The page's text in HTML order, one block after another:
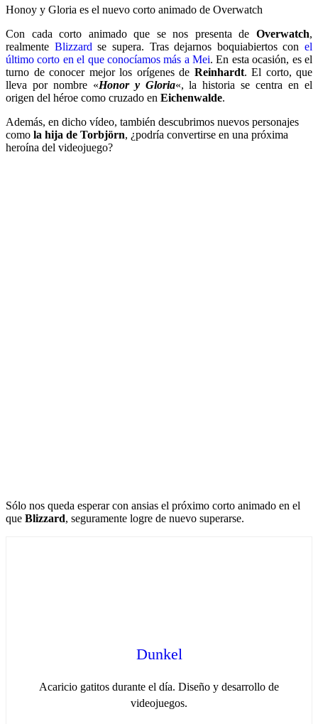
Honoy y Gloria es el nuevo corto animado de Overwatch
Con cada corto animado que se nos presenta de Overwatch,
realmente Blizzard se supera. Tras dejarnos boquiabiertos con el
último corto en el que conocíamos más a Mei. En esta ocasión, es el
turno de conocer mejor los orígenes de Reinhardt. El corto, que
lleva por nombre «Honor y Gloria«, la historia se centra en el
origen del héroe como cruzado en Eichenwalde.
Además, en dicho vídeo, también descubrimos nuevos personajes
como la hija de Torbjörn, ¿podría convertirse en una próxima
heroína del videojuego?
Sólo nos queda esperar con ansias el próximo corto animado en el
que Blizzard, seguramente logre de nuevo superarse.
Dunkel
Acaricio gatitos durante el día. Diseño y desarrollo de
videojuegos.